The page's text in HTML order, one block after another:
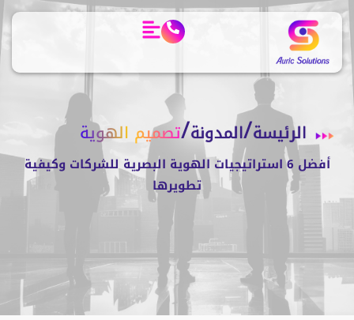
الرئيسة/المدونة/تصميم الهوية
أفضل 6 استراتيجيات الهوية البصرية للشركات وكيفية
تطويرها